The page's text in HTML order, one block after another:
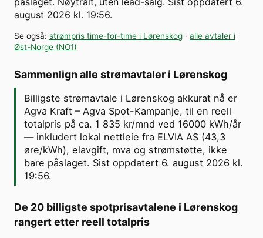
august 2026 kl. 19:56.
Se også: strømpris time-for-time i Lørenskog · alle avtaler i
Øst-Norge (NO1)
Sammenlign alle strømavtaler i Lørenskog
Billigste strømavtale i Lørenskog akkurat nå er
Agva Kraft – Agva Spot-Kampanje, til en reell
totalpris på ca. 1 835 kr/mnd ved 16000 kWh/år
— inkludert lokal nettleie fra ELVIA AS (43,3
øre/kWh), elavgift, mva og strømstøtte, ikke
bare påslaget. Sist oppdatert 6. august 2026 kl.
19:56.
De 20 billigste spotprisavtalene i Lørenskog
rangert etter reell totalpris